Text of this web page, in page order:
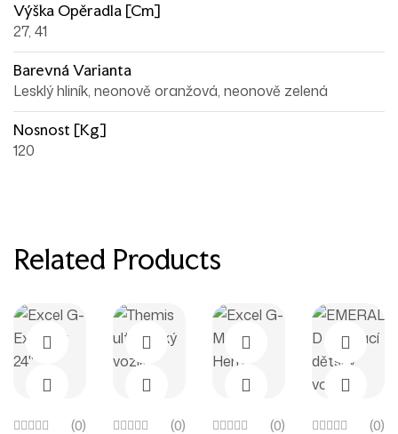
Výška Opěradla [cm]
27, 41
Barevná Varianta
Lesklý hliník, neonově oranžová, neonově zelená
Nosnost [kg]
120
Related Products
(0) (0) (0) (0)